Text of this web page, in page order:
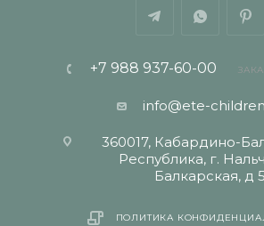
+7 988 937-60-00
info@ete-
360017, Кабардино-
Республика, г.
Балкарская, д
ПОЛИТИКА